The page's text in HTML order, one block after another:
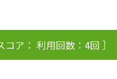
コア： 利用回数：4回 ］